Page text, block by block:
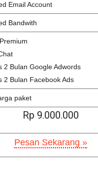
Email Account
Bandwith
2 Bulan Google Adwords
2 Bulan Facebook Ads
paket
Rp 9.000.000
Pesan Sekarang »